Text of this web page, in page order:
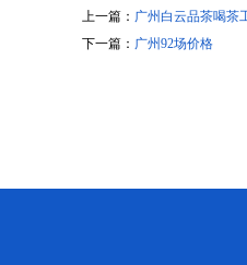
上一篇： 广州白云品茶喝茶
下一篇： 广州92场价格